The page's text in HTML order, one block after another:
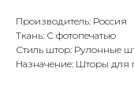
Производитель: Россия
Ткань: С фотопечатью
Стиль штор: Рулонные
Назначение: Шторы для